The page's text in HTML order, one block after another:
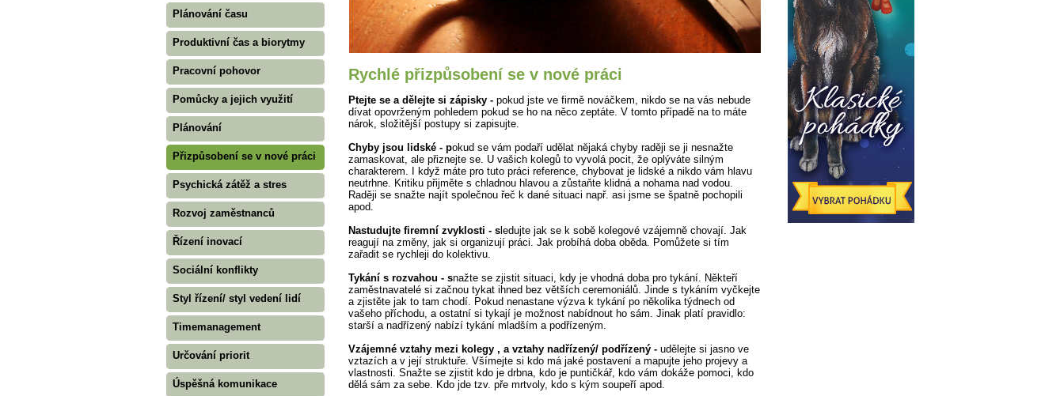
Plánování času
Produktivní čas a biorytmy
Pracovní pohovor
Pomůcky a jejich využití
Plánování
Přizpůsobení se v nové práci
Psychická zátěž a stres
Rozvoj zaměstnanců
Řízení inovací
Sociální konflikty
Styl řízení/ styl vedení lidí
Timemanagement
Určování priorit
Úspěšná komunikace
Rychlé přizpůsobení se v nové práci
Ptejte se a dělejte si zápisky - pokud jste ve firmě nováčkem, nikdo se na vás nebude
dívat opovrženým pohledem pokud se ho na něco zeptáte. V tomto případě na to máte
nárok, složitější postupy si zapisujte.
Chyby jsou lidské - pokud se vám podaří udělat nějaká chyby raději se ji nesnažte
zamaskovat, ale přiznejte se. U vašich kolegů to vyvolá pocit, že oplýváte silným
charakterem. I když máte pro tuto práci reference, chybovat je lidské a nikdo vám hlavu
neutrhne. Kritiku přijměte s chladnou hlavou a zůstaňte klidná a nohama nad vodou.
Raději se snažte najít společnou řeč k dané situaci např. asi jsme se špatně pochopili
apod.
Nastudujte firemní zvyklosti - s ledujte jak se k sobě kolegové vzájemně chovají. Jak
reagují na změny, jak si organizují práci. Jak probíhá doba oběda. Pomůžete si tím
zařadit se rychleji do kolektivu.
Tykání s rozvahou - snažte se zjistit situaci, kdy je vhodná doba pro tykání. Někteří
zaměstnavatelé si začnou tykat ihned bez větších ceremoniálů. Jinde s tykáním vyčkejte
a zjistěte jak to tam chodí. Pokud nenastane výzva k tykání po několika týdnech od
vašeho příchodu, a ostatní si tykají je možnost nabídnout ho sám. Jinak platí pravidlo:
starší a nadřízený nabízí tykání mladším a podřízeným.
Vzájemné vztahy mezi kolegy , a vztahy nadřízený/ podřízený - udělejte si jasno ve
vztazích a v její struktuře. Všímejte si kdo má jaké postavení a mapujte jeho projevy a
vlastnosti. Snažte se zjistit kdo je drbna, kdo je puntičkář, kdo vám dokáže pomoci, kdo
dělá sám za sebe. Kdo jde tzv. pře mrtvoly, kdo s kým soupeří apod.